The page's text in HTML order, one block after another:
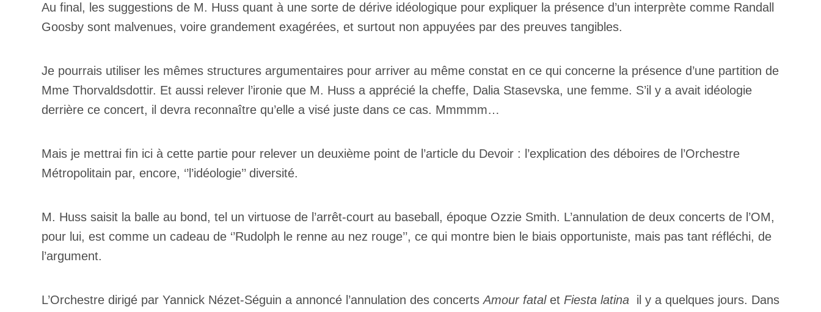
Au final, les suggestions de M. Huss quant à une sorte de dérive idéologique pour expliquer la présence d’un interprète comme Randall
Goosby sont malvenues, voire grandement exagérées, et surtout non appuyées par des preuves tangibles.
Je pourrais utiliser les mêmes structures argumentaires pour arriver au même constat en ce qui concerne la présence d’une partition de
Mme Thorvaldsdottir. Et aussi relever l’ironie que M. Huss a apprécié la cheffe, Dalia Stasevska, une femme. S’il y a avait idéologie
derrière ce concert, il devra reconnaître qu’elle a visé juste dans ce cas. Mmmmm…
Mais je mettrai fin ici à cette partie pour relever un deuxième point de l’article du Devoir : l’explication des déboires de l’Orchestre
Métropolitain par, encore, ‘’l’idéologie’’ diversité.
M. Huss saisit la balle au bond, tel un virtuose de l’arrêt-court au baseball, époque Ozzie Smith. L’annulation de deux concerts de l’OM,
pour lui, est comme un cadeau de ‘’Rudolph le renne au nez rouge’’, ce qui montre bien le biais opportuniste, mais pas tant réfléchi, de
l’argument.
L’Orchestre dirigé par Yannick Nézet-Séguin a annoncé l’annulation des concerts Amour fatalet Fiesta latina il y a quelques jours. Dans